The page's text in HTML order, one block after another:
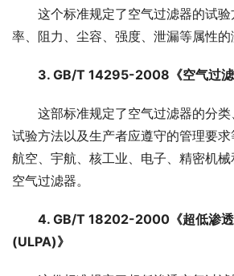
这个标准规定了空气过滤器的试
率、阻力、尘容、强度、泄漏等属性的
3. GB/T 14295-2008《空气过滤
这部标准规定了空气过滤器的分类
试验方法以及生产者应遵守的管理要
航空、宇航、核工业、电子、精密机
空气过滤器。
4. GB/T 18202-2000《超低渗
(ULPA)》